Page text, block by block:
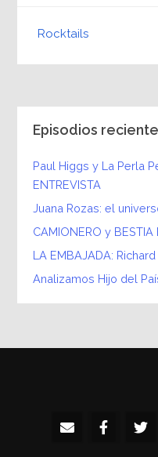
Rocktails
Episodios
Paul Higgs y La Perla
ENTREVISTA
Juana Rozas: el
CAMIONERO y
LA EMBAJADA:
Analizamos Hijo del